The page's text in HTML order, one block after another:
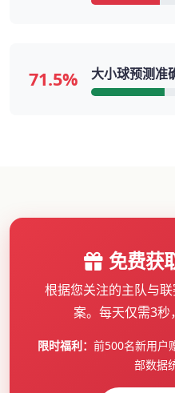
71.5% 大小球预测准
免费获
根据您关注的主队与
案。每天仅需3秒
限时福利： 前500名新用户
部数据